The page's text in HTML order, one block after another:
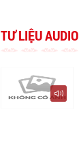
TƯ LIỆU AUDIO